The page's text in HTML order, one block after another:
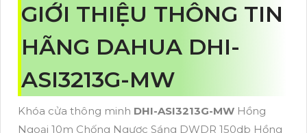
GIỚI THIỆU THÔNG TIN
HÃNG DAHUA DHI-
ASI3213G-MW
Khóa cửa thông minh DHI-ASI3213G-MW Hồng
Ngoại 10m Chống Ngược Sáng DWDR 150db Hồng